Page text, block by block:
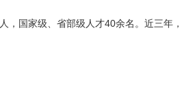
人，国家级、省部级人才40余名。近三年，